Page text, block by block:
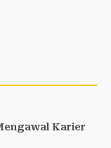
Karier